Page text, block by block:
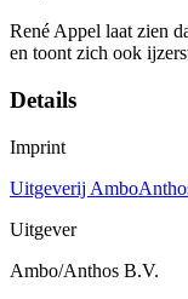
René Appel laat zien
en toont zich ook
Details
Imprint
Uitgeverij
Uitgever
Ambo/Anthos B.V.